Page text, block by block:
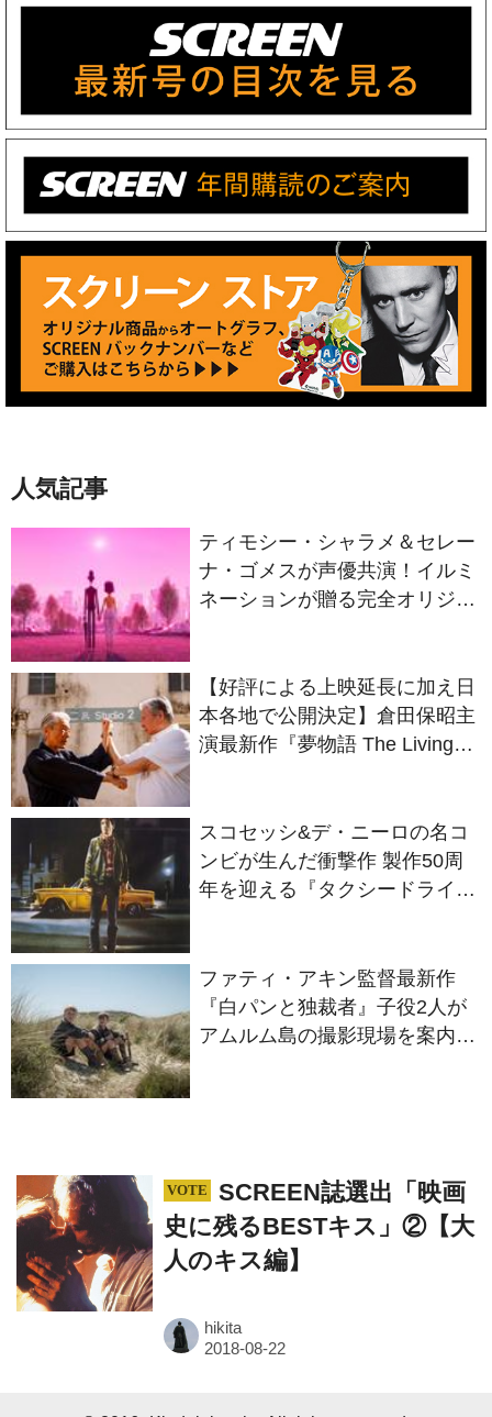
人気記事
ティモシー・シャラメ＆セレー
ナ・ゴメスが声優共演！イルミ
ネーションが贈る完全オリジナ
【好評による上映延長に加え日
本各地で公開決定】倉田保昭主
演最新作『夢物語 The Living
スコセッシ&デ・ニーロの名コ
ンビが生んだ衝撃作 製作50周
年を迎える『タクシードライバ
ファティ・アキン監督最新作
『白パンと独裁者』子役2人が
アムルム島の撮影現場を案内！
SCREEN誌選出「映画
史に残るBESTキス」②【大
人のキス編】
hikita